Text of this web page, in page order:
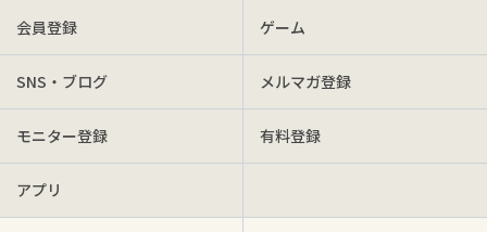
会員登録 ゲーム
SNS・ブログ メルマガ登録
モニター登録 有料登録
アプリ